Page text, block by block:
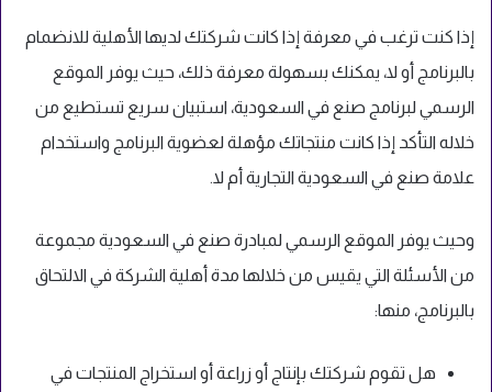
إذا كنت ترغب في معرفة إذا كانت شركتك لديها الأهلية للانضمام
بالبرنامج أو لا، يمكنك بسهولة معرفة ذلك، حيث يوفر الموقع
الرسمي لبرنامج صنع في السعودية، استبيان سريع تستطيع من
خلاله التأكد إذا كانت منتجاتك مؤهلة لعضوية البرنامج واستخدام
علامة صنع في السعودية التجارية أم لا.
وحيث يوفر الموقع الرسمي لمبادرة صنع في السعودية مجموعة
من الأسئلة التي يقيس من خلالها مدة أهلية الشركة في الالتحاق
بالبرنامج، منها:
هل تقوم شركتك بإنتاج أو زراعة أو استخراج المنتجات في